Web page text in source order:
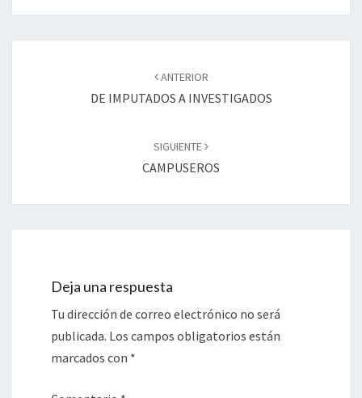
ANTERIOR
DE IMPUTADOS A INVESTIGADOS
SIGUIENTE
CAMPUSEROS
Deja una respuesta
Tu dirección de correo electrónico no será
publicada. Los campos obligatorios están
marcados con *